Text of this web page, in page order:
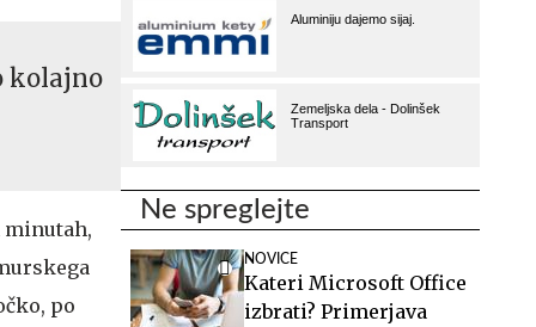
kolajno
po
Ne spreglejte
NOVICE
Kateri Microsoft Office
izbrati? Primerjava